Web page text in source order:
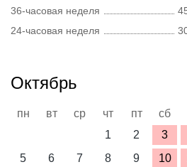
36-часовая неделя
24-часовая неделя
Октябрь
пн вт ср чт пт сб
1
2 3
5
6 7 8 9 10